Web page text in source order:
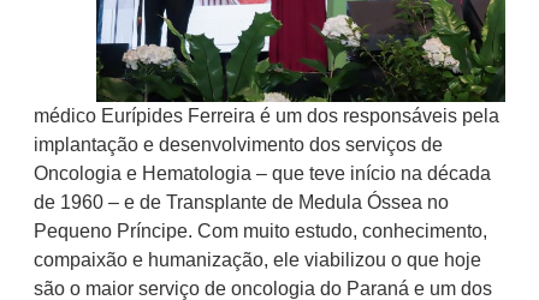
médico Eurípides Ferreira é um dos responsáveis pela
implantação e desenvolvimento dos serviços de
Oncologia e Hematologia – que teve início na década
de 1960 – e de Transplante de Medula Óssea no
Pequeno Príncipe. Com muito estudo, conhecimento,
compaixão e humanização, ele viabilizou o que hoje
são o maior serviço de oncologia do Paraná e um dos